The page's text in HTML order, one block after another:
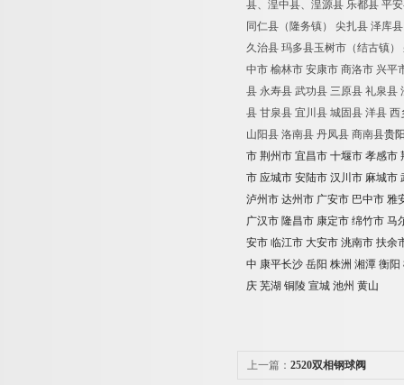
县、湟中县、湟源县 乐都县 平
同仁县（隆务镇）
尖扎县 泽库县
久治县 玛多县玉树市（结古镇）
中市 榆林市 安康市 商洛市 兴平
县 永寿县 武功县 三原县 礼泉县
县 甘泉县 宜川县 城固县 洋县 西
山阳县 洛南县 丹凤县 商南县贵
市 荆州市 宜昌市 十堰市 孝感市
市 应城市 安陆市 汉川市 麻城市
泸州市 达州市 广安市 巴中市 雅
广汉市 隆昌市 康定市 绵竹市 马
安市 临江市 大安市 洮南市 扶余
中 康平长沙 岳阳 株洲 湘潭 衡阳
庆 芜湖 铜陵 宣城 池州 黄山
上一篇： 2520双相钢球阀